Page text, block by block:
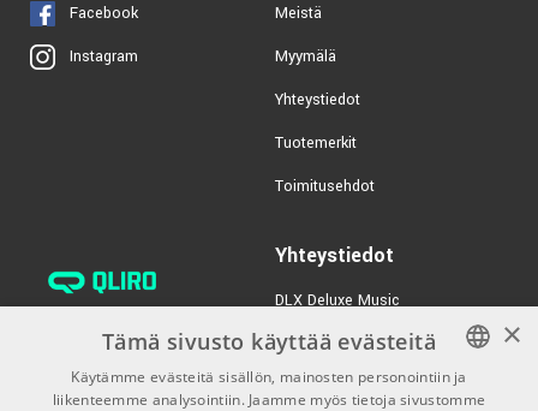
Facebook
Instagram
Meistä
Myymälä
Yhteystiedot
Tuotemerkit
Toimitusehdot
Yhteystiedot
DLX Deluxe Music
verkkokaupan asiakaspalvelu:
tilaus@dlxmusic.fi
Puh: 0207 282240 (arkisin klo
FINNISH
×
Tämä sivusto käyttää evästeitä
Käytämme evästeitä sisällön, mainosten personointiin ja
liikenteemme analysointiin. Jaamme myös tietoja sivustomme